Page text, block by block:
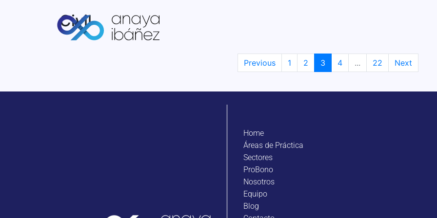
Civil
Previous 1 2 3 4 ... 22 Next
Home
Áreas de Práctica
Sectores
ProBono
Nosotros
Equipo
Blog